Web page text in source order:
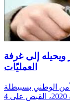
طفل آخر ويحيله إلى غرفة
العمليّات
الوطني بسبيطلة